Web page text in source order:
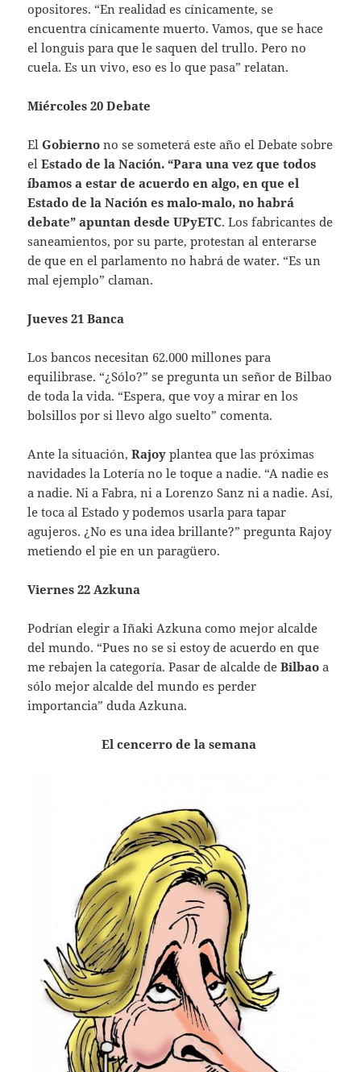
opositores. “En realidad es cínicamente, se
encuentra cínicamente muerto. Vamos, que se hace
el longuis para que le saquen del trullo. Pero no
cuela. Es un vivo, eso es lo que pasa” relatan.
Miércoles 20 Debate
ElGobierno no se someterá este año el Debate sobre
elEstado de la Nación. “Para una vez que todos
íbamos a estar de acuerdo en algo, en que el
Estado de la Nación es malo-malo, no habrá
debate” apuntan desde UPyETC. Los fabricantes de
saneamientos, por su parte, protestan al enterarse
de que en el parlamento no habrá de water. “Es un
mal ejemplo” claman.
Jueves 21 Banca
Los bancos necesitan 62.000 millones para
equilibrase. “¿Sólo?” se pregunta un señor de Bilbao
de toda la vida. “Espera, que voy a mirar en los
bolsillos por si llevo algo suelto” comenta.
Ante la situación, Rajoy plantea que las próximas
navidades la Lotería no le toque a nadie. “A nadie es
a nadie. Ni a Fabra, ni a Lorenzo Sanz ni a nadie. Así,
le toca al Estado y podemos usarla para tapar
agujeros. ¿No es una idea brillante?” pregunta Rajoy
metiendo el pie en un paragüero.
Viernes 22 Azkuna
Podrían elegir a Iñaki Azkuna como mejor alcalde
del mundo. “Pues no se si estoy de acuerdo en que
me rebajen la categoría. Pasar de alcalde de Bilbao a
sólo mejor alcalde del mundo es perder
importancia” duda Azkuna.
El cencerro de la semana